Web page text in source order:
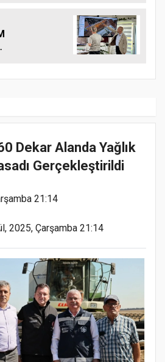
Dekar Alanda Yağlık
Gerçekleştirildi
21:14
2025, Çarşamba 21:14